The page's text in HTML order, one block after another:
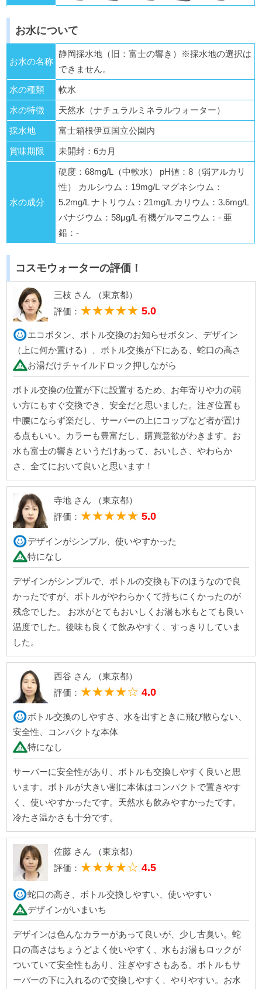
お水について
お水の名称
静岡採水地（旧：富士の響き）※採水地の選択は
できません。
水の種類 軟水
水の特徴 天然水（ナチュラルミネラルウォーター）
採水地 富士箱根伊豆国立公園内
賞味期限 未開封：6カ月
水の成分
硬度：68mg/L（中軟水） pH値：8（弱アルカリ
性） カルシウム：19mg/L マグネシウム：
5.2mg/L ナトリウム：21mg/L カリウム：3.6mg/L
バナジウム：58μg/L 有機ゲルマニウム：- 亜
鉛：-
コスモウォーターの評価！
三枝 さん （東京都）
評価： ★★★★★ 5.0
エコボタン、ボトル交換のお知らせボタン、デザイン
（上に何か置ける）、ボトル交換が下にある、蛇口の高さ
お湯だけチャイルドロック押しながら
ボトル交換の位置が下に設置するため、お年寄りや力の弱
い方にもすぐ交換でき、安全だと思いました。注ぎ位置も
中腰にならず楽だし、サーバーの上にコップなど者が置け
る点もいい。カラーも豊富だし、購買意欲がわきます。お
水も富士の響きというだけあって、おいしさ、やわらか
さ、全てにおいて良いと思います！
寺地 さん （東京都）
評価： ★★★★★ 5.0
デザインがシンプル、使いやすかった
特になし
デザインがシンプルで、ボトルの交換も下のほうなので良
かったですが、ボトルがやわらかくて持ちにくかったのが
残念でした。 お水がとてもおいしくお湯も水もとても良い
温度でした。後味も良くて飲みやすく、すっきりしていま
した。
西谷 さん （東京都）
評価： ★★★★☆ 4.0
ボトル交換のしやすさ、水を出すときに飛び散らない、
安全性、コンパクトな本体
特になし
サーバーに安全性があり、ボトルも交換しやすく良いと思
います。ボトルが大きい割に本体はコンパクトで置きやす
く、使いやすかったです。天然水も飲みやすかったです。
冷たさ温かさも十分です。
佐藤 さん （東京都）
評価： ★★★★☆ 4.5
蛇口の高さ、ボトル交換しやすい、使いやすい
デザインがいまいち
デザインは色んなカラーがあって良いが、少し古臭い。蛇
口の高さはちょうどよく使いやすく、水もお湯もロックが
ついていて安全性もあり、注ぎやすさもある。ボトルもサ
ーバーの下に入れるので交換しやすく、やりやすい。お水